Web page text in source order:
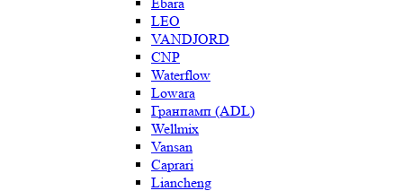
LEO
VANDJORD
CNP
Waterflow
Lowara
Гранпамп (ADL)
Wellmix
Vansan
Caprari
Liancheng